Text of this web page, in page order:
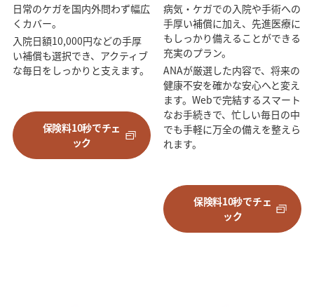
日常のケガを国内外問わず幅広
くカバー。
入院日額10,000円などの手厚
い補償も選択でき、アクティブ
な毎日をしっかりと支えます。
保険料10秒でチェ
ック
病気・ケガでの入院や手術への
手厚い補償に加え、先進医療に
もしっかり備えることができる
充実のプラン。
ANAが厳選した内容で、将来の
健康不安を確かな安心へと変え
ます。Webで完結するスマート
なお手続きで、忙しい毎日の中
でも手軽に万全の備えを整えら
れます。
保険料10秒でチェ
ック